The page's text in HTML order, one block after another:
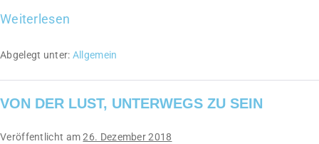
Weiterlesen
Abgelegt unter: Allgemein
VON DER LUST, UNTERWEGS ZU SEIN
Veröffentlicht am 26. Dezember 2018